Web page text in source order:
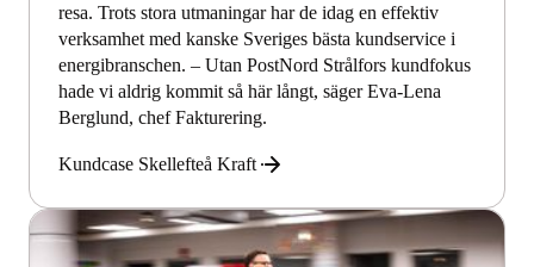
resa. Trots stora utmaningar har de idag en effektiv
verksamhet med kanske Sveriges bästa kundservice i
energibranschen. – Utan PostNord Strålfors kundfokus
hade vi aldrig kommit så här långt, säger Eva-Lena
Berglund, chef Fakturering.
Kundcase Skellefteå Kraft